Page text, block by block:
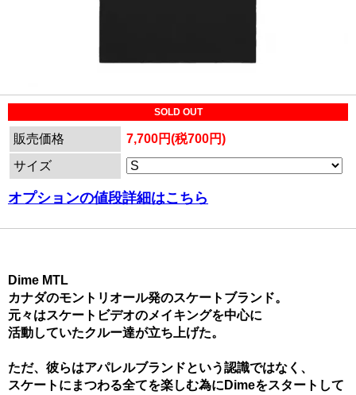
SOLD OUT
販売価格
7,700円(税700円)
サイズ
オプションの値段詳細はこちら
Dime MTL
カナダのモントリオール発のスケートブランド。
元々はスケートビデオのメイキングを中心に
活動していたクルー達が立ち上げた。
ただ、彼らはアパレルブランドという認識ではなく、
スケートにまつわる全てを楽しむ為にDimeをスタートして